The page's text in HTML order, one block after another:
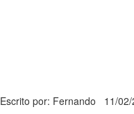
Escrito por: Fernando 11/